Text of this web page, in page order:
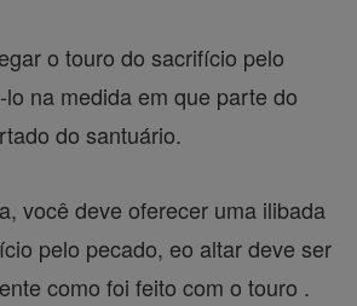
o touro do sacrifício pelo
na medida em que parte do
do santuário.
você deve oferecer uma ilibada
pelo pecado, eo altar deve ser
como foi feito com o touro .